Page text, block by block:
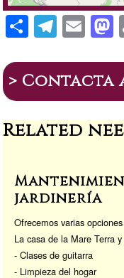
S
h
ar
e
T
el
e
gr
a
m
E
m
ail
> Contacta
Related
jardinería
Ofrecemos varias
La casa de la Mare Terra
- Clases de guitarra
- Limpieza del hogar